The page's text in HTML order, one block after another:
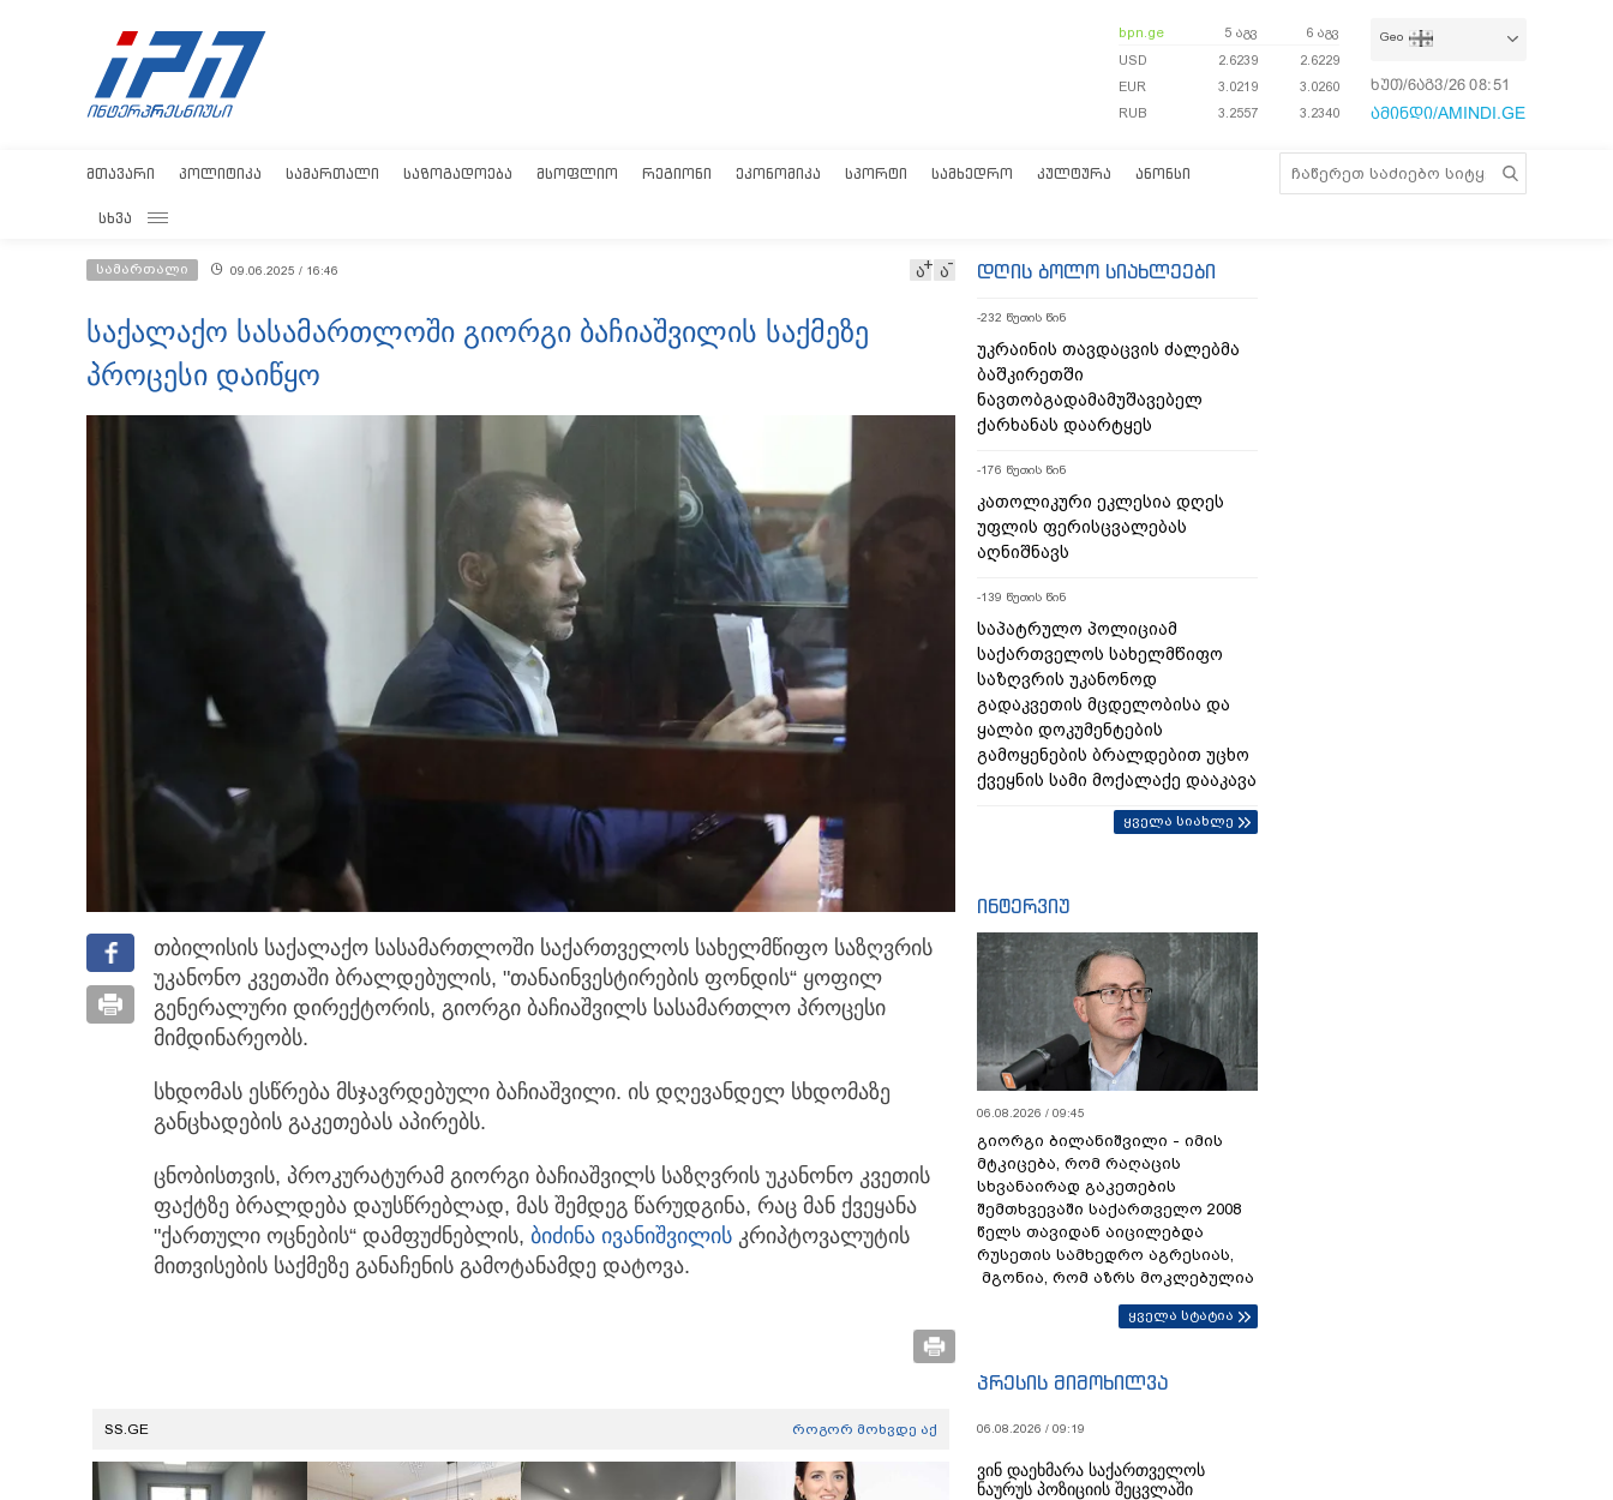
bpn.ge 5 აგვ
6 აგვ
USD
2.6239
2.6229
EUR
3.0219
3.0260
RUB
3.2557 3.2340
Geo
ხუთ/6აგვ/26 08:52:01
ამინდი/AMINDI.GE
ᲛᲗᲐᲕᲐᲠᲘ ᲞᲝᲚᲘᲢᲘᲙᲐ ᲡᲐᲛᲐᲠᲗᲐᲚᲘ ᲡᲐᲖᲝᲒᲐᲓᲝᲔᲑᲐ ᲛᲡᲝᲤᲚᲘᲝ ᲠᲔᲒᲘᲝᲜᲘ ᲔᲙᲝᲜᲝᲛᲘᲙᲐ ᲡᲞᲝᲠᲢᲘ ᲡᲐᲛᲮᲔᲓᲠᲝ ᲙᲣᲚᲢᲣᲠᲐ ᲐᲜᲝᲜᲡᲘ
ᲡᲮᲕᲐ
სამართალი 09.06.2025 / 16:46 ა ა
საქალაქო სასამართლოში გიორგი ბაჩიაშვილის საქმეზე
პროცესი დაიწყო
თბილისის საქალაქო სასამართლოში საქართველოს სახელმწიფო საზღვრის
უკანონო კვეთაში ბრალდებულის, "თანაინვესტირების ფონდის“ ყოფილ
გენერალური დირექტორის, გიორგი ბაჩიაშვილს სასამართლო პროცესი
მიმდინარეობს.
სხდომას ესწრება მსჯავრდებული ბაჩიაშვილი. ის დღევანდელ სხდომაზე
განცხადების გაკეთებას აპირებს.
ცნობისთვის, პროკურატურამ გიორგი ბაჩიაშვილს საზღვრის უკანონო კვეთის
ფაქტზე ბრალდება დაუსწრებლად, მას შემდეგ წარუდგინა, რაც მან ქვეყანა
"ქართული ოცნების“ დამფუძნებლის, ბიძინა ივანიშვილის კრიპტოვალუტის
მითვისების საქმეზე განაჩენის გამოტანამდე დატოვა.
SS.GE როგორ მოხვდე აქ
დღის ბოლო სიახლეები
-231 წუთის წინ
უკრაინის თავდაცვის ძალებმა
ბაშკირეთში
ნავთობგადამამუშავებელ
ქარხანას დაარტყეს
-175 წუთის წინ
კათოლიკური ეკლესია დღეს
უფლის ფერისცვალებას
აღნიშნავს
-138 წუთის წინ
საპატრულო პოლიციამ
საქართველოს სახელმწიფო
საზღვრის უკანონოდ
გადაკვეთის მცდელობისა და
ყალბი დოკუმენტების
გამოყენების ბრალდებით უცხო
ქვეყნის სამი მოქალაქე დააკავა
ყველა სიახლე
ინტერვიუ
06.08.2026 / 09:45
გიორგი ბილანიშვილი - იმის
მტკიცება, რომ რაღაცის
სხვანაირად გაკეთების
შემთხვევაში საქართველო 2008
წელს თავიდან აიცილებდა
რუსეთის სამხედრო აგრესიას,
მგონია, რომ აზრს მოკლებულია
ყველა სტატია
პრესის მიმოხილვა
06.08.2026 / 09:19
ვინ დაეხმარა საქართველოს
ნაურუს პოზიციის შეცვლაში